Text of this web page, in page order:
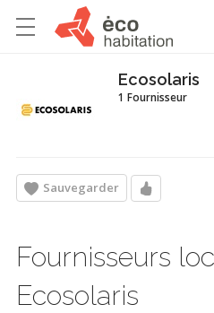
Ecosolaris
1 Fournisseur
Sauvegarder
Fournisseurs
Ecosolaris